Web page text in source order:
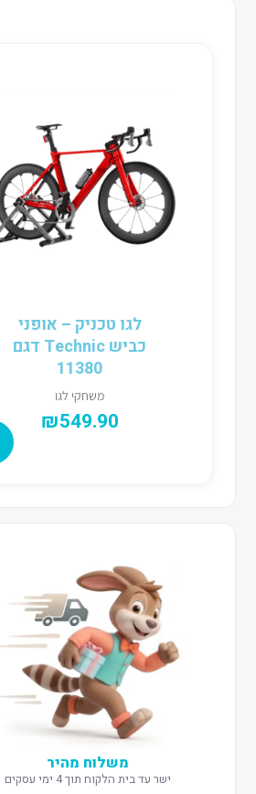
לגו טכניק – אופני
כביש Technic דגם
11380
משחקי לגו
₪549.90
משלוח מהיר
ישר עד בית הלקוח תוך 4 ימי עסקים